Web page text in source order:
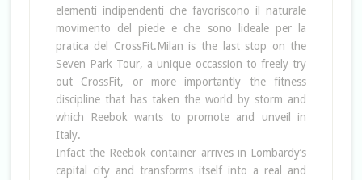
elementi indipendenti che favoriscono il naturale
movimento del piede e che sono lideale per la
pratica del CrossFit.Milan is the last stop on the
Seven Park Tour, a unique occassion to freely try
out CrossFit, or more importantly the fitness
discipline that has taken the world by storm and
which Reebok wants to promote and unveil in
Italy.
Infact the Reebok container arrives in Lombardy’s
capital city and transforms itself into a real and